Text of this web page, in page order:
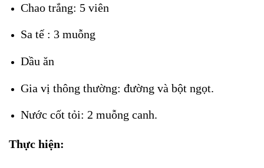
Chao trắng: 5 viên
Sa tế : 3 muỗng
Dầu ăn
Gia vị thông thường: đường và bột ngọt.
Nước cốt tỏi: 2 muỗng canh.
Thực hiện: